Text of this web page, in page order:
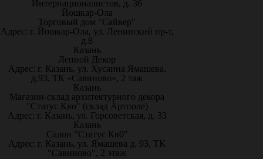
Интернационалистов, д. 36
Йошкар-Ола
Торговый дом "Сайвер"
Адрес: г. Йошкар-Ола, ул. Ленинский пр-т,
д.8
Казань
Лепной Декор
Адрес: г. Казань, ул. Хусаина Ямашева,
д.93, ТК «Савиново», 2 таж
Казань
Магазин-склад архитектурного декора
"Статус Кво" (склад Артполе)
Адрес: г. Казань, ул. Горсоветская, д. 33
Казань
Салон "Статус Кв0"
Адрес: г. Казань, ул. Ямашева д. 93, ТК
"Савиново", 2 этаж